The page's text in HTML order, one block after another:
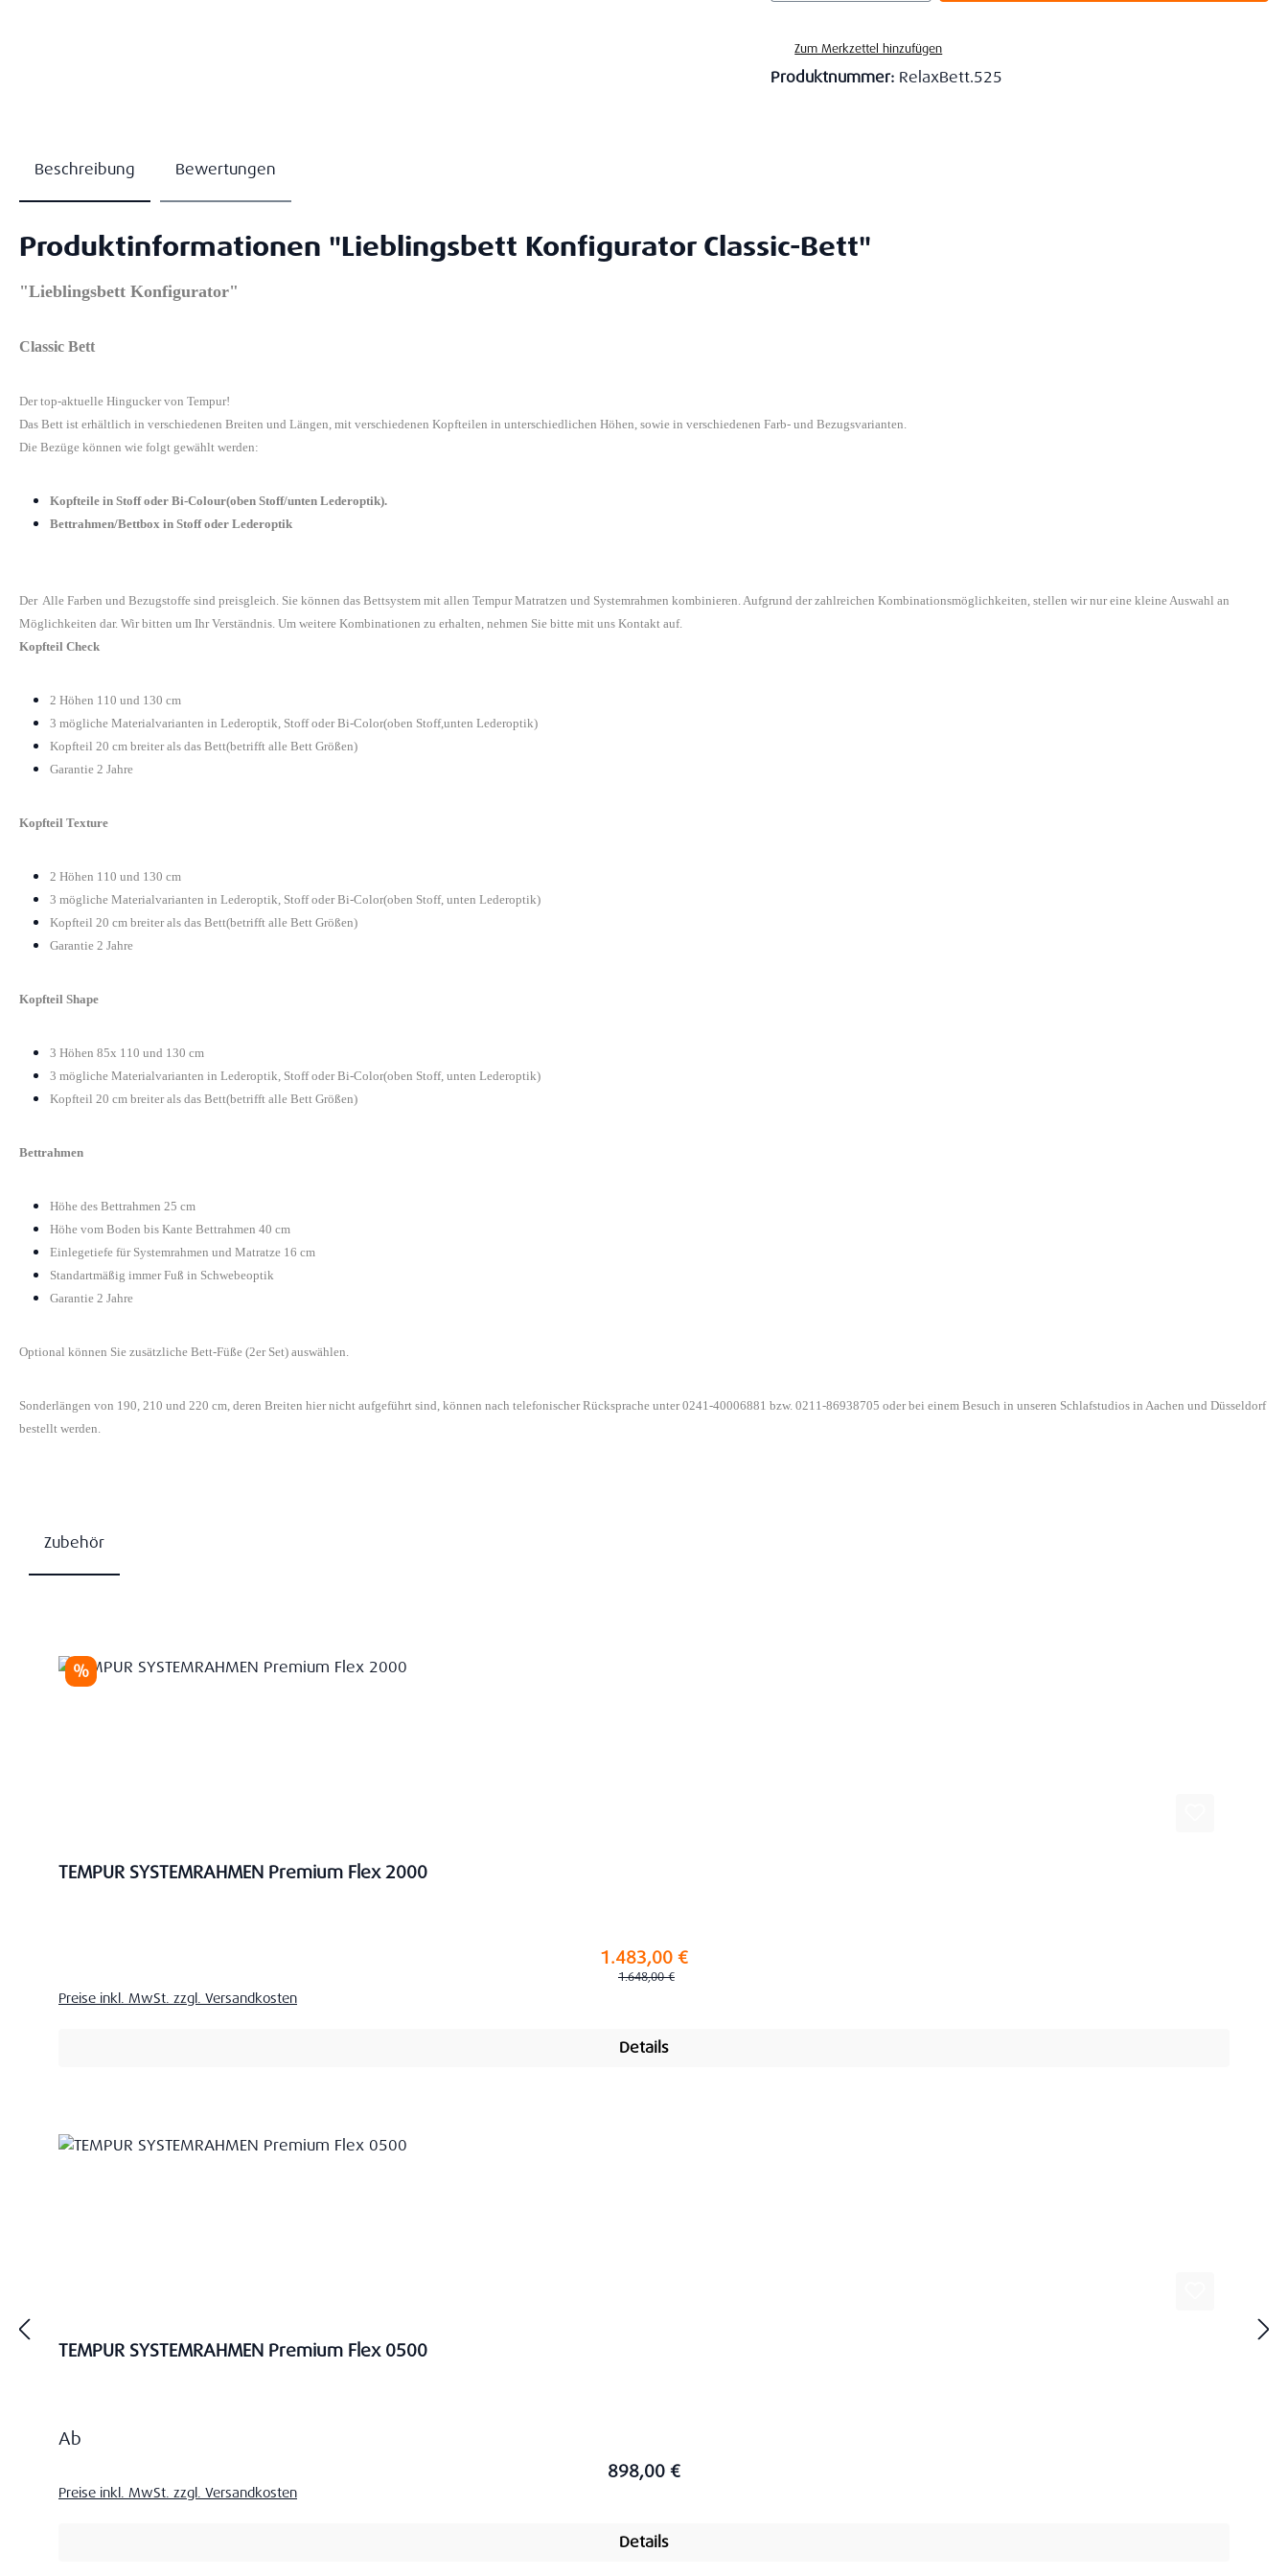
Zum Merkzettel hinzufügen
Produktnummer: RelaxBett.525
Beschreibung Bewertungen
Produktinformationen "Lieblingsbett Konfigurator Classic-Bett"
"Lieblingsbett Konfigurator"
Classic Bett
Der top-aktuelle Hingucker von Tempur!
Das Bett ist erhältlich in verschiedenen Breiten und Längen, mit verschiedenen Kopfteilen in unterschiedlichen Höhen, sowie in verschiedenen Farb- und Bezugsvarianten.
Die Bezüge können wie folgt gewählt werden:
Kopfteile in Stoff oder Bi-Colour(oben Stoff/unten Lederoptik).
Bettrahmen/Bettbox in Stoff oder Lederoptik
Der Alle Farben und Bezugstoffe sind preisgleich. Sie können das Bettsystem mit allen Tempur Matratzen und Systemrahmen kombinieren. Aufgrund der zahlreichen Kombinationsmöglichkeiten, stellen wir nur eine kleine Auswahl an
Möglichkeiten dar. Wir bitten um Ihr Verständnis. Um weitere Kombinationen zu erhalten, nehmen Sie bitte mit uns Kontakt auf.
Kopfteil Check
2 Höhen 110 und 130 cm
3 mögliche Materialvarianten in Lederoptik, Stoff oder Bi-Color(oben Stoff,unten Lederoptik)
Kopfteil 20 cm breiter als das Bett(betrifft alle Bett Größen)
Garantie 2 Jahre
Kopfteil Texture
2 Höhen 110 und 130 cm
3 mögliche Materialvarianten in Lederoptik, Stoff oder Bi-Color(oben Stoff, unten Lederoptik)
Kopfteil 20 cm breiter als das Bett(betrifft alle Bett Größen)
Garantie 2 Jahre
Kopfteil Shape
3 Höhen 85x 110 und 130 cm
3 mögliche Materialvarianten in Lederoptik, Stoff oder Bi-Color(oben Stoff, unten Lederoptik)
Kopfteil 20 cm breiter als das Bett(betrifft alle Bett Größen)
Bettrahmen
Höhe des Bettrahmen 25 cm
Höhe vom Boden bis Kante Bettrahmen 40 cm
Einlegetiefe für Systemrahmen und Matratze 16 cm
Standartmäßig immer Fuß in Schwebeoptik
Garantie 2 Jahre
Optional können Sie zusätzliche Bett-Füße (2er Set) auswählen.
Sonderlängen von 190, 210 und 220 cm, deren Breiten hier nicht aufgeführt sind, können nach telefonischer Rücksprache unter 0241-40006881 bzw. 0211-86938705 oder bei einem Besuch in unseren Schlafstudios in Aachen und Düsseldorf
bestellt werden.
Zubehör
Rabatt
%
TEMPUR SYSTEMRAHMEN Premium Flex 2000
1.483,00 €
Regulärer Preis:
1.648,00 €
Preise inkl. MwSt. zzgl. Versandkosten
Details
TEMPUR SYSTEMRAHMEN Premium Flex 0500
Regulärer Preis:
Ab
898,00 €
Preise inkl. MwSt. zzgl. Versandkosten
Details